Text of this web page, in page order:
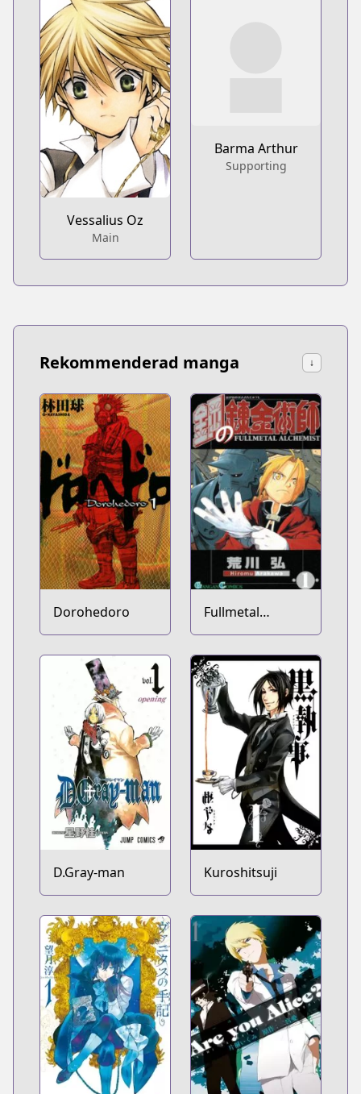
Vessalius Oz
Main
Barma Arthur
Supporting
Rekommenderad manga ↓
Dorohedoro
Fullmetal
Alchemist
D.Gray-man Kuroshitsuji